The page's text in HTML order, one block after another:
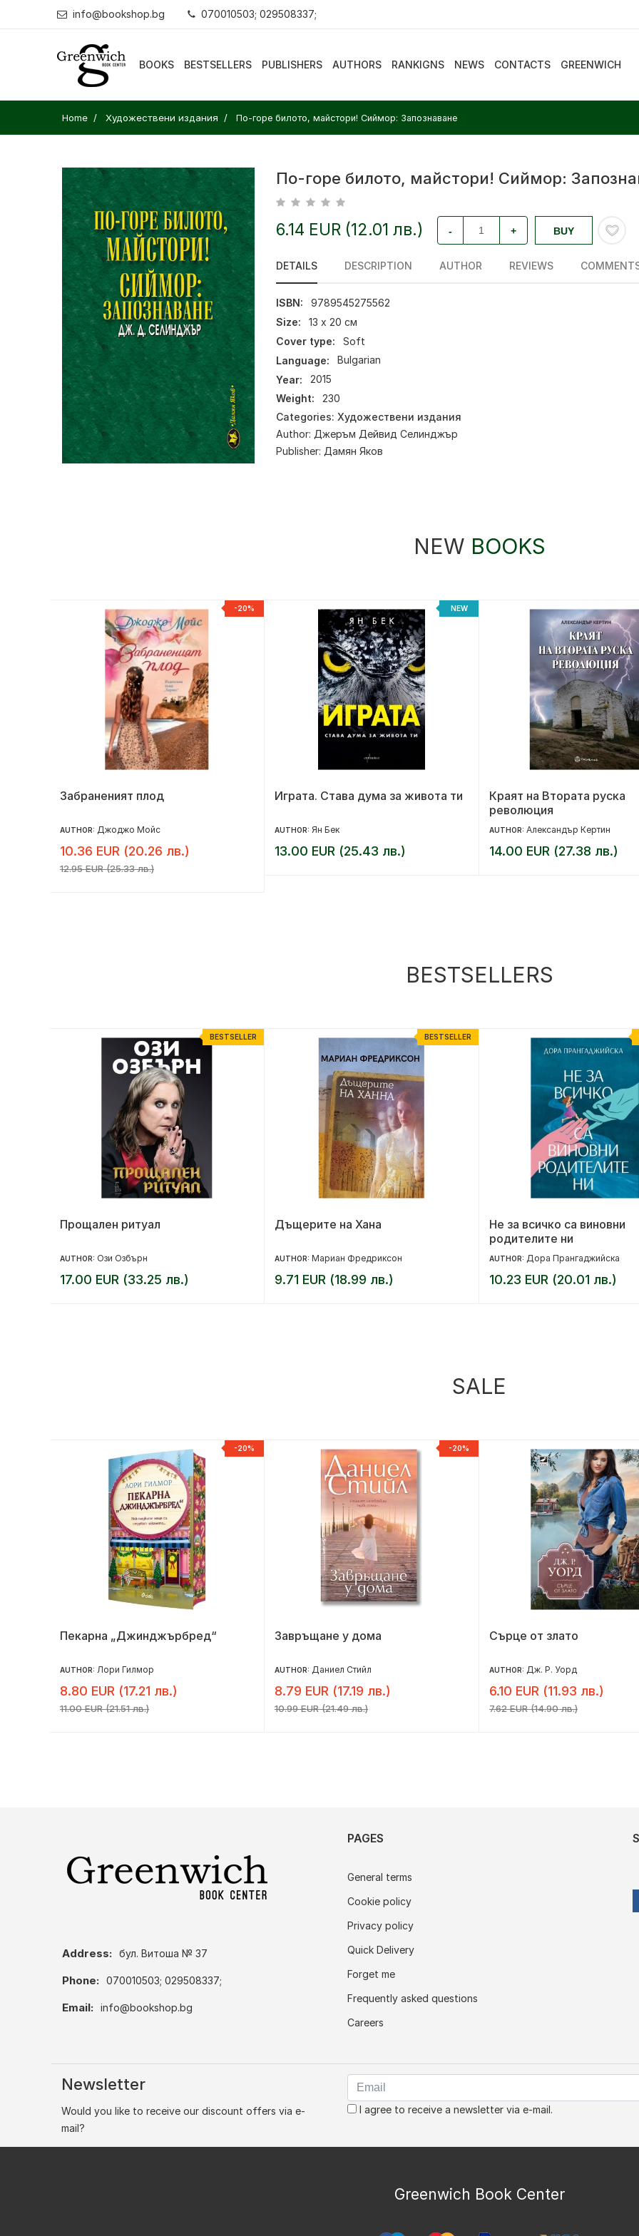
info@bookshop.bg 070010503; 029508337;
BOOKS BESTSELLERS PUBLISHERS AUTHORS RANKIGNS NEWS CONTACTS GREENWICH
Home Художествени издания По-горе билото, майстори! Сиймор: Запознаване
По-горе билото, майстори! Сиймор:
6.14 EUR (12.01 лв.) - + BUY
DETAILS DESCRIPTION AUTHOR REVIEWS
ISBN:
9789545275562
Size:
13 x 20 см
Cover type:
Soft
Language:
Bulgarian
Year:
2015
Weight:
230
Categories: Художествени издания
Author: Джеръм Дейвид Селинджър
Publisher: Дамян Яков
NEW BOOKS
-20%
Забраненият плод
AUTHOR: Джоджо Мойс
10.36 EUR (20.26 лв.)
12.95 EUR (25.33 лв.)
NEW
Играта. Става дума за живота ти
AUTHOR: Ян Бек
13.00 EUR (25.43 лв.)
Краят на Втората руска
революция
AUTHOR: Александър Кертин
14.00 EUR (27.38 лв.)
BESTSELLERS
BESTSELLER
Прощален ритуал
AUTHOR: Ози Озбърн
17.00 EUR (33.25 лв.)
BESTSELLER
Дъщерите на Хана
AUTHOR: Мариан Фредриксон
9.71 EUR (18.99 лв.)
Не за всичко са виновни
родителите ни
AUTHOR: Дора Прангаджийска
10.23 EUR (20.01 лв.)
SALE
-20%
Пекарна „Джинджърбред“
AUTHOR: Лори Гилмор
8.80 EUR (17.21 лв.)
11.00 EUR (21.51 лв.)
-20%
Завръщане у дома
AUTHOR: Даниел Стийл
8.79 EUR (17.19 лв.)
10.99 EUR (21.49 лв.)
Сърце от злато
AUTHOR: Дж. Р. Уорд
6.10 EUR (11.93 лв.)
7.62 EUR (14.90 лв.)
Address: бул. Витоша № 37
Phone: 070010503; 029508337;
Email: info@bookshop.bg
PAGES
General terms
Cookie policy
Privacy policy
Quick Delivery
Forget me
Frequently asked questions
Careers
Newsletter
Would you like to receive our discount offers via e-
mail?
I agree to receive a newsletter via e-mail.
Greenwich Book Center